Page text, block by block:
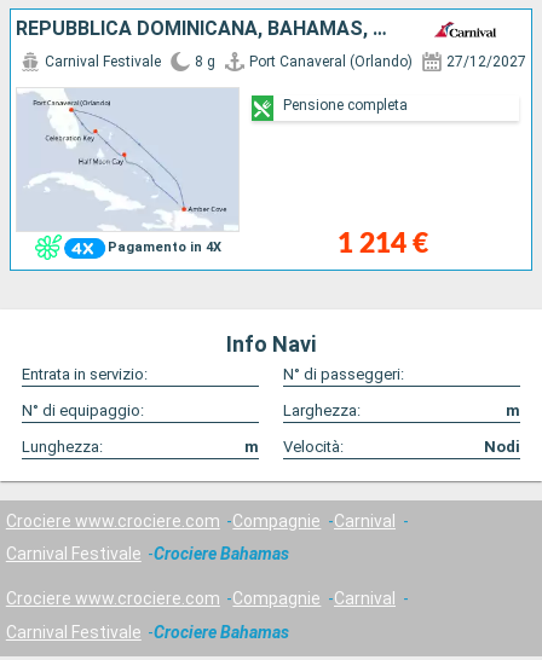
REPUBBLICA DOMINICANA, BAHAMAS, STATI UNITI
Pagamento in 4X
Carnival Festivale 8 g Port Canaveral (Orlando) 27/12/2027
1 214 €
Pensione completa
Info Navi
Entrata in servizio:
N° di passeggeri:
N° di equipaggio:
Larghezza:
m
Lunghezza:
m Velocità: Nodi
Crociere www.crociere.com Compagnie
Carnival
Carnival Festivale
Crociere Bahamas
Crociere www.crociere.com Compagnie
Carnival
Carnival Festivale
Crociere Bahamas